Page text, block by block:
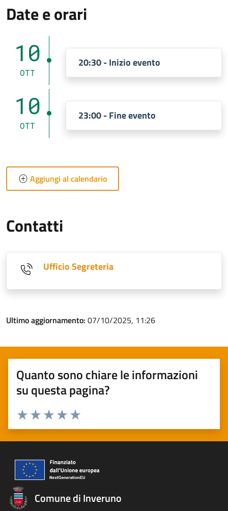
Date e orari
10
OTT
20:30 - Inizio evento
10
OTT
23:00 - Fine evento
Aggiungi al calendario
Contatti
Ufficio Segreteria
Ultimo aggiornamento: 07/10/2025, 11:26
Quanto sono chiare le informazioni
su questa pagina?
Valuta 5 stelle su 5
Valuta 4 stelle su 5
Valuta 3 stelle su 5
Valuta 2 stelle su 5
Valuta 1 stelle su 5
Comune di Inveruno